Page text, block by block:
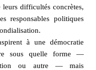
difficultés concrètes,
responsables politiques
à une démocratie
sous quelle forme —
ou autre — mais